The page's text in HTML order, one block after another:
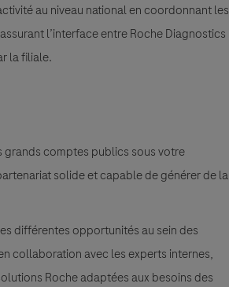
au niveau national en coordonnant les
l’interface entre Roche Diagnostics
la filiale.
grands comptes publics sous votre
solide et capable de générer de la
différentes opportunités au sein des
collaboration avec les experts internes,
Roche adaptées aux besoins des